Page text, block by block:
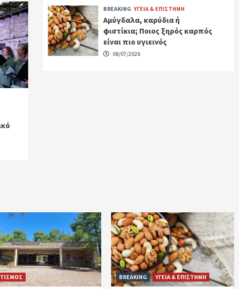
BREAKING ΥΓΕΙΑ & ΕΠΙΣΤΗΜΗ
Αμύγδαλα, καρύδια ή
φιστίκια; Ποιος ξηρός καρπός
είναι πιο υγιεινός
08/07/2026
BREAKING ΥΓΕΙΑ & ΕΠΙΣΤΗΜΗ